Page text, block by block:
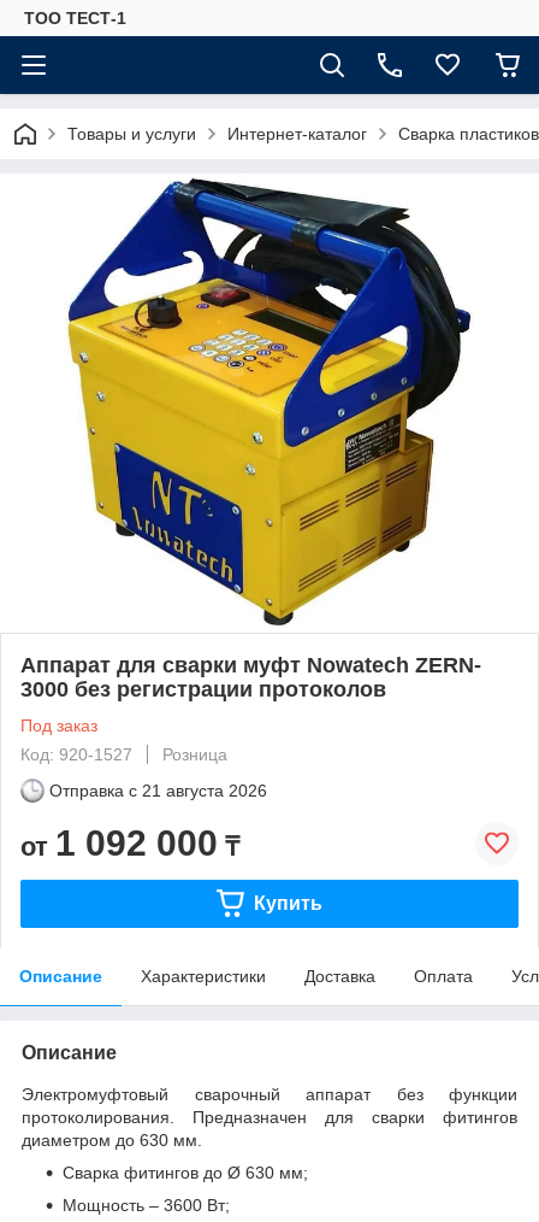
ТОО ТЕСТ-1
Товары и услуги Интернет-каталог Сварка
Аппарат для сварки муфт Nowatech ZERN-
3000 без регистрации протоколов
Под заказ
Код: 920-1527
Розница
Отправка с 21 августа 2026
от 1 092 000 ₸
Купить
Описание Характеристики Доставка Оплата
Описание
Электромуфтовый сварочный аппарат без функции
протоколирования. Предназначен для сварки фитингов
диаметром до 630 мм.
Сварка фитингов до Ø 630 мм;
Мощность – 3600 Вт;